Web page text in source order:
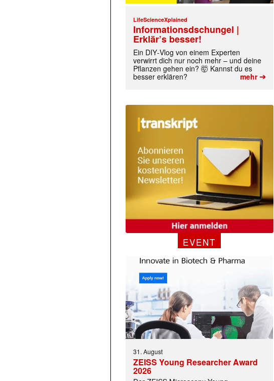
LifeScienceXplained
Informationsdschungel |
Erklär’s besser!
Ein DIY‑Vlog von einem Experten
verwirrt dich nur noch mehr – und deine
Pflanzen gehen ein? 🤯 Kannst du es
besser erklären?
mehr➔
EVENT
31. August
ZEISS Young Researcher Award
2026